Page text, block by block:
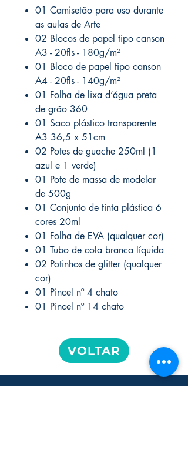
01 Camisetão para uso durante
as aulas de Arte
02 Blocos de papel tipo canson
A3 - 20fls - 180g/m²
01 Bloco de papel tipo canson
A4 - 20fls - 140g/m²
01 Folha de lixa d’água preta
de grão 360
01 Saco plástico transparente
A3 36,5 x 51cm
02 Potes de guache 250ml (1
azul e 1 verde)
01 Pote de massa de modelar
de 500g
01 Conjunto de tinta plástica 6
cores 20ml
01 Folha de EVA (qualquer cor)
01 Tubo de cola branca líquida
02 Potinhos de glitter (qualquer
cor)
01 Pincel nº 4 chato
01 Pincel nº 14 chato
VOLTAR